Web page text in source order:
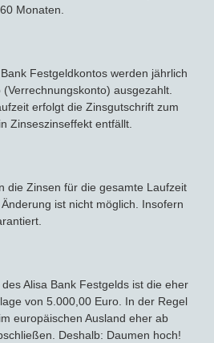
Monaten.
Festgeldkontos werden jährlich
ausgezahlt.
erfolgt die Zinsgutschrift zum
Zinseszinseffekt entfällt.
die Zinsen für die gesamte Laufzeit
ist nicht möglich. Insofern
Alisa Bank Festgelds ist die eher
von 5.000,00 Euro. In der Regel
europäischen Ausland eher ab
Deshalb: Daumen hoch!